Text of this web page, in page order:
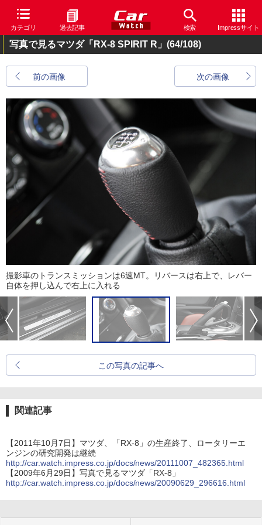
カテゴリ 過去記事 検索 Impressサイト
写真で見るマツダ「RX-8 SPIRIT R」 (64/108)
前の画像 次の画像
撮影車のトランスミッションは6速MT。リバースは右上で、レバー
自体を押し込んで右上に入れる
この写真の記事へ
関連記事
【2011年10月7日】マツダ、「RX-8」の生産終了、ロータリーエ
ンジンの研究開発は継続
http://car.watch.impress.co.jp/docs/news/20111007_482365.html
【2009年6月29日】写真で見るマツダ「RX-8」
http://car.watch.impress.co.jp/docs/news/20090629_296616.html